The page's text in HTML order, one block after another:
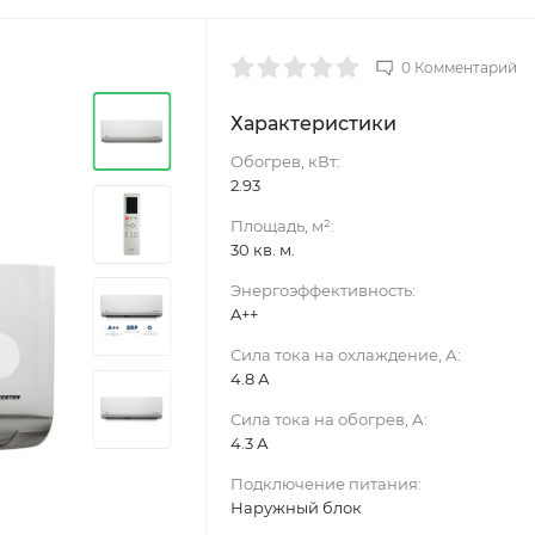
0 Комментарий
Характеристики
Обогрев, кВт:
2.93
Площадь, м²:
30 кв. м.
Энергоэффективность:
A++
Сила тока на охлаждение, А:
4.8 А
Сила тока на обогрев, А:
4.3 А
Подключение питания:
Наружный блок